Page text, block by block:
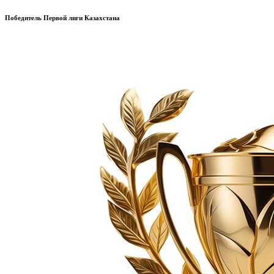
Победитель Первой лиги Казахстана